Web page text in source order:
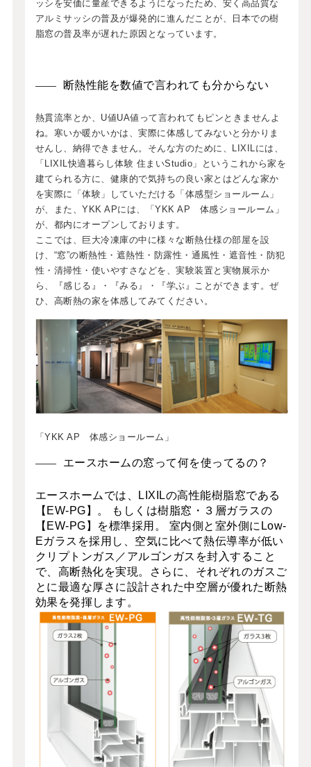
ッシを安価に量産できるようになったため、安く高品質な
アルミサッシの普及が爆発的に進んだことが、日本での樹
脂窓の普及率が遅れた原因となっています。
断熱性能を数値で言われても分からない
熱貫流率とか、U値UA値って言われてもピンときませんよ
ね。寒いか暖かいかは、実際に体感してみないと分かりま
せんし、納得できません。そんな方のために、LIXILには、
「LIXIL快適暮らし体験 住まいStudio」というこれから家を
建てられる方に、健康的で気持ちの良い家とはどんな家か
を実際に「体験」していただける「体感型ショールーム」
が、また、YKK APには、「YKK AP 体感ショールーム」
が、都内にオープンしております。
ここでは、巨大冷凍庫の中に様々な断熱仕様の部屋を設
け、“窓”の断熱性・遮熱性・防露性・通風性・遮音性・防犯
性・清掃性・使いやすさなどを、実験装置と実物展示か
ら、『感じる』・『みる』・『学ぶ』ことができます。ぜ
ひ、高断熱の家を体感してみてください。
「YKK AP 体感ショールーム」
エースホームの窓って何を使ってるの？
エースホームでは、LIXILの高性能樹脂窓である
【EW-PG】。 もしくは樹脂窓・３層ガラスの
【EW-PG】を標準採用。 室内側と室外側にLow-
Eガラスを採用し、空気に比べて熱伝導率が低い
クリプトンガス／アルゴンガスを封入すること
で、高断熱化を実現。さらに、それぞれのガスご
とに最適な厚さに設計された中空層が優れた断熱
効果を発揮します。